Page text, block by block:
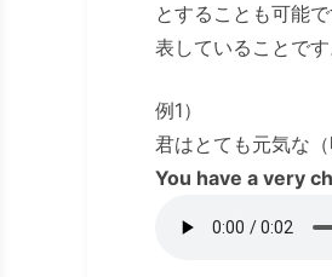
とすることも可能で
表していることで
例1）
君はとても元気な（
You have a very